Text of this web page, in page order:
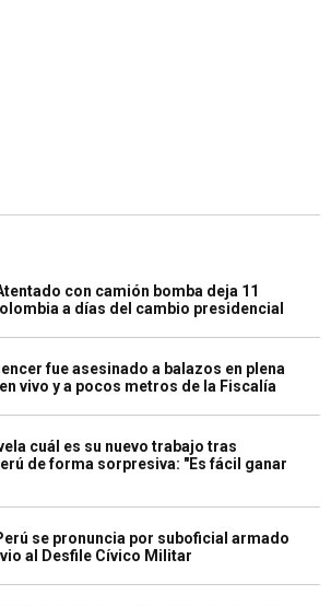
con camión bomba deja 11
a días del cambio presidencial
fue asesinado a balazos en plena
vivo y a pocos metros de la Fiscalía
cuál es su nuevo trabajo tras
de forma sorpresiva: "Es fácil ganar
se pronuncia por suboficial armado
al Desfile Cívico Militar